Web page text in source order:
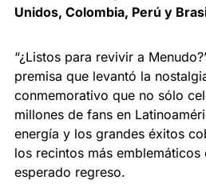
Unidos, Colombia, Perú y
“¿Listos para revivir a
premisa que levantó la
conmemorativo que no sólo
millones de fans en
energía y los grandes éxitos
los recintos más
esperado regreso.